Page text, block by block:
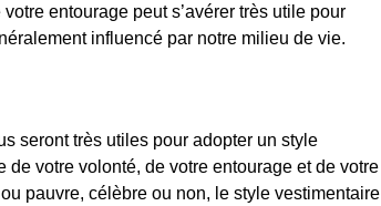
entourage peut s’avérer très utile pour
influencé par notre milieu de vie.
seront très utiles pour adopter un style
votre volonté, de votre entourage et de votre
pauvre, célèbre ou non, le style vestimentaire